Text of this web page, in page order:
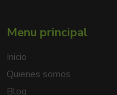
Menu principal
Inicio
Quienes somos
Blog